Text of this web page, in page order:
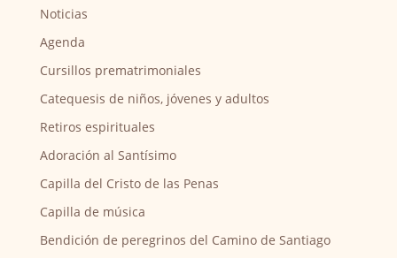
Noticias
Agenda
Cursillos prematrimoniales
Catequesis de niños, jóvenes y adultos
Retiros espirituales
Adoración al Santísimo
Capilla del Cristo de las Penas
Capilla de música
Bendición de peregrinos del Camino de Santiago